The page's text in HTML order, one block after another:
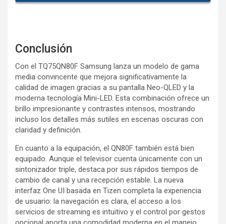
Conclusión
Con el TQ75QN80F Samsung lanza un modelo de gama
media convincente que mejora significativamente la
calidad de imagen gracias a su pantalla Neo-QLED y la
moderna tecnología Mini-LED. Esta combinación ofrece un
brillo impresionante y contrastes intensos, mostrando
incluso los detalles más sutiles en escenas oscuras con
claridad y definición.
En cuanto a la equipación, el QN80F también está bien
equipado. Aunque el televisor cuenta únicamente con un
sintonizador triple, destaca por sus rápidos tiempos de
cambio de canal y una recepción estable. La nueva
interfaz One UI basada en Tizen completa la experiencia
de usuario: la navegación es clara, el acceso a los
servicios de streaming es intuitivo y el control por gestos